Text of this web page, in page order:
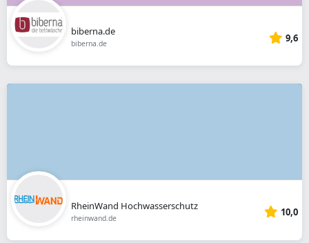
biberna.de
biberna.de 9,6
RheinWand Hochwasserschutz
rheinwand.de 10,0